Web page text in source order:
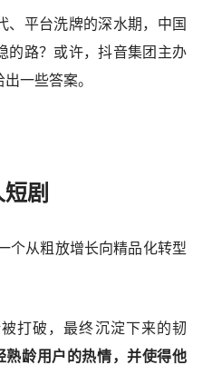
、平台洗牌的深水期，中国
的路？或许，抖音集团主办
一些答案。
剧
个从粗放增长向精品化转型
打破，最终沉淀下来的韧
熟龄用户的热情，并使得他